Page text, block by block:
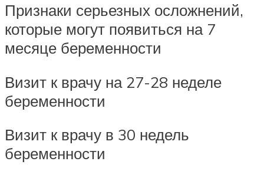
Признаки серьезных осложнений,
которые могут появиться на 7
месяце беременности
Визит к врачу на 27-28 неделе
беременности
Визит к врачу в 30 недель
беременности